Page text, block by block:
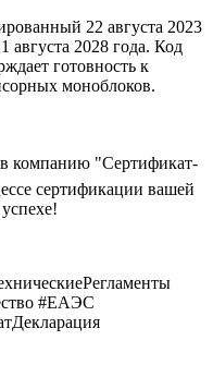
22 августа 2023
августа 2028 года. Код
готовность к
моноблоков.
компанию "Сертификат-
сертификации вашей
#ЕАЭС